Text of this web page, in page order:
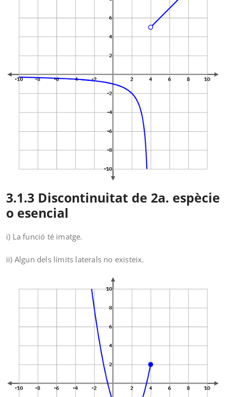
3.1.3 Discontinuitat de 2a. espècie
o esencial
i) La funció té imatge.
ii) Algun dels límits laterals no existeix.